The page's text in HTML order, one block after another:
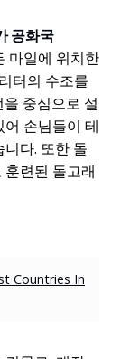
공화국
마일에 위치한
터의 수조를
중심으로 설
손님들이 테
다. 또한 돌
련된 돌고래
Countries In